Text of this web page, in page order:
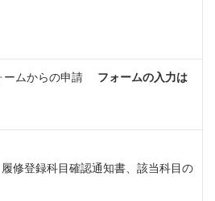
ームからの申請 フォームの入力は
修登録科目確認通知書、該当科目の